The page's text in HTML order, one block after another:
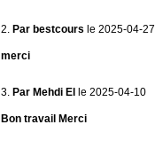
2. Par bestcours le 2025-04-27
merci
3. Par Mehdi El le 2025-04-10
Bon travail Merci